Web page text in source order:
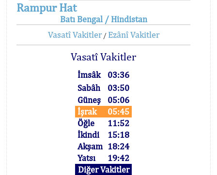
Rampur Hat
Batı Bengal / Hindistan
Vasatî Vakitler/ Ezânî Vakitler
Vasatî Vakitler
İmsâk
03:36
Sabâh
03:50
Güneş
05:06
İşrak
05:45
Öğle
11:52
İkindi
15:18
Akşam 18:24
Yatsı
19:42
Diğer Vakitler